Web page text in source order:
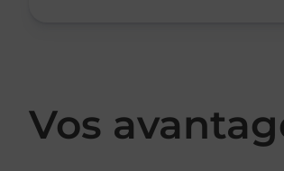
Vos